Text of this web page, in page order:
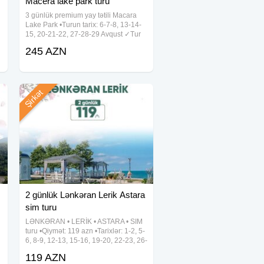
3 günlük premium yay tətili Macara
Lake Park •Turun tarix: 6-7-8, 13-14-
15, 20-21-22, 27-28-29 Avqust ✓Tur
245₼ - Townhouse (balkonlu) - 265₼
245 AZN
2 günlük Lənkəran Lerik Astara
sim turu
LƏNKƏRAN • LERİK • ASTARA • SIM
turu •Qiymət: 119 azn •Tarixlər: 1-2, 5-
6, 8-9, 12-13, 15-16, 19-20, 22-23, 26-
nəqliyyat xidməti • 2 dəfə səhər
Şirkət
119 AZN